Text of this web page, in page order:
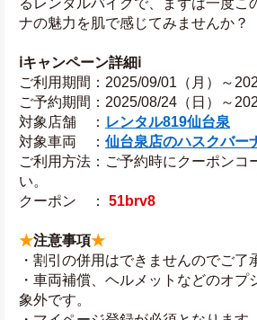
ナの魅力を肌で感じてみませんか？
ℹ️キャンペーン詳細ℹ️
ご利用期間：2025/09/01（月）～
ご予約期間：2025/08/24（日）～
対象店舗　： レンタル819仙台泉
対象車両　： 仙台泉店のハスクバー
ご利用方法：ご予約時にクーポンコ
い。
クーポン　： 51brv8
★注意事項★
・割引の併用はできませんのでご了
・車両補償、ヘルメットなどのオプ
象外です。